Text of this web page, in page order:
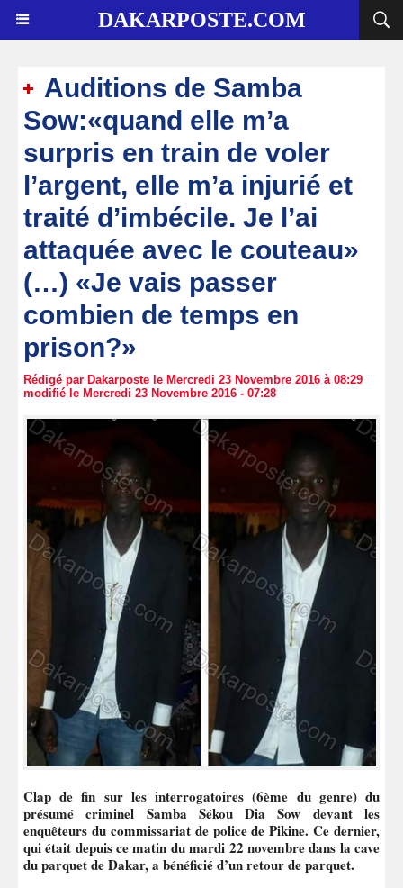
DAKARPOSTE.COM
Auditions de Samba
Sow:«quand elle m’a
surpris en train de voler
l’argent, elle m’a injurié et
traité d’imbécile. Je l’ai
attaquée avec le couteau»
(…) «Je vais passer
combien de temps en
prison?»
Rédigé par Dakarposte le Mercredi 23 Novembre 2016 à 08:29
modifié le Mercredi 23 Novembre 2016 - 07:28
Clap de fin sur les interrogatoires (6ème du genre) du
présumé criminel Samba Sékou Dia Sow devant les
enquêteurs du commissariat de police de Pikine. Ce dernier,
qui était depuis ce matin du mardi 22 novembre dans la cave
du parquet de Dakar, a bénéficié d’un retour de parquet.